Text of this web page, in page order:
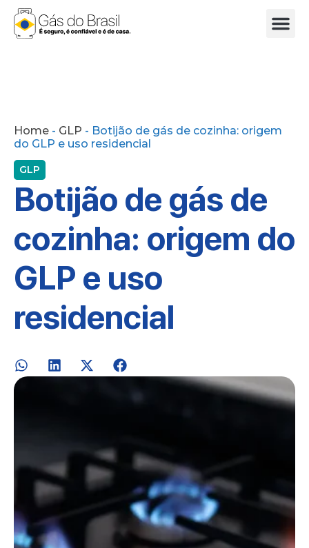
Home - GLP - Botijão de gás de cozinha: origem
do GLP e uso residencial
GLP
Botijão de gás de
cozinha: origem do
GLP e uso
residencial